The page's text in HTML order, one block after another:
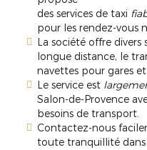
des services de taxi
pour les rendez-vous
La société offre divers
longue distance, le
navettes pour gares
Le service est
Salon-de-Provence
besoins de transport.
Contactez-nous
toute tranquillité dans